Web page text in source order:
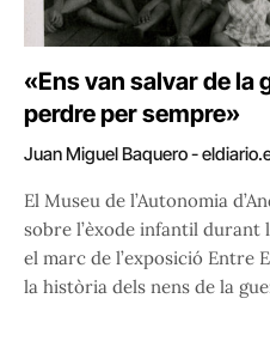
«Ens van salvar de la
perdre per sempre»
Juan Miguel Baquero -
El Museu de l’Autonomia
sobre l’èxode infantil durant
el marc de l’exposició Entre
la història dels nens de la